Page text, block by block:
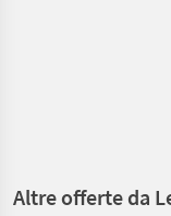
Altre offerte da